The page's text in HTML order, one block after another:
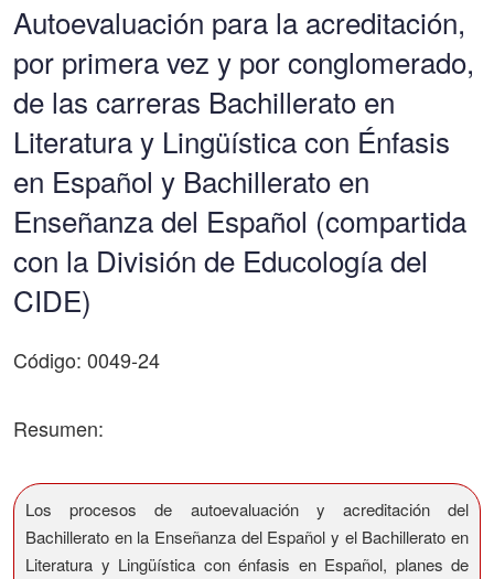
Autoevaluación para la acreditación,
por primera vez y por conglomerado,
de las carreras Bachillerato en
Literatura y Lingüística con Énfasis
en Español y Bachillerato en
Enseñanza del Español (compartida
con la División de Educología del
CIDE)
Código: 0049-24
Resumen:
Los procesos de autoevaluación y acreditación del
Bachillerato en la Enseñanza del Español y el Bachillerato en
Literatura y Lingüística con énfasis en Español, planes de